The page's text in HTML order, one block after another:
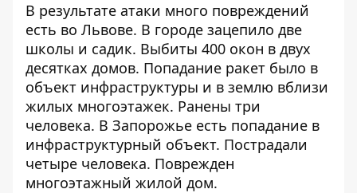
В результате атаки много повреждений
есть во Львове. В городе зацепило две
школы и садик. Выбиты 400 окон в двух
десятках домов. Попадание ракет было в
объект инфраструктуры и в землю вблизи
жилых многоэтажек. Ранены три
человека. В Запорожье есть попадание в
инфраструктурный объект. Пострадали
четыре человека. Поврежден
многоэтажный жилой дом.